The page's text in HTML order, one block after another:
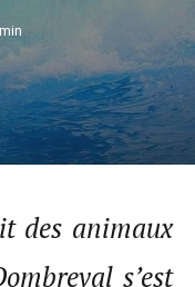
min
des animaux
s’est